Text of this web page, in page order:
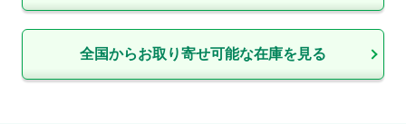
全国からお取り寄せ可能な在庫を見る